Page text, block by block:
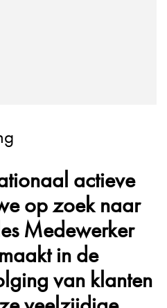
actieve
op zoek naar
Medewerker
in de
van klanten